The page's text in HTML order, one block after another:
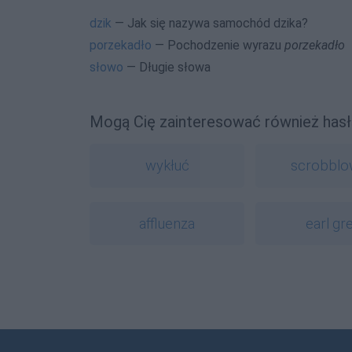
dzik — Jak się nazywa samochód dzika?
porzekadło — Pochodzenie wyrazu porzekadło
słowo — Długie słowa
Mogą Cię zainteresować również
wykłuć
affluenza earl